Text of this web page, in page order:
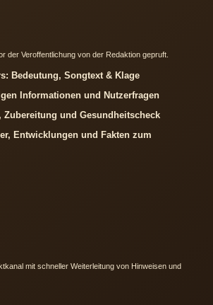
der Veroffentlichung von der Redaktion gepruft.
Bedeutung, Songtext & Klage
Informationen und Nutzerfragen
Zubereitung und Gesundheitscheck
Entwicklungen und Fakten zum
mit schneller Weiterleitung von Hinweisen und